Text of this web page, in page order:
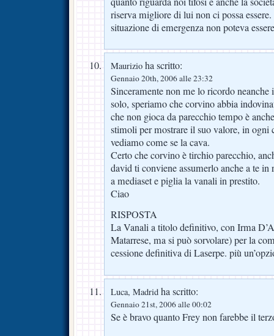
riserva migliore di lui non ci possa
situazione di emergenza non poteva
Maurizio ha scritto:
Gennaio 20th, 2006 alle 23:32
Sinceramente non me lo ricordo
solo, speriamo che corvino abbia
che non gioca da parecchio tempo è
stimoli per mostrare il suo valore, in ogni
vediamo come se la cava.
Certo che corvino è tirchio parecchio,
david ti conviene assumerlo anche a te in
a mediaset e piglia la vanali in prestito.
Ciao
RISPOSTA
La Vanali a titolo definitivo, con Irma
Matarrese, ma si può sorvolare) per la
cessione definitiva di Laserpe. più
Luca, Madrid ha scritto:
Gennaio 21st, 2006 alle 00:02
Se è bravo quanto Frey non farebbe il